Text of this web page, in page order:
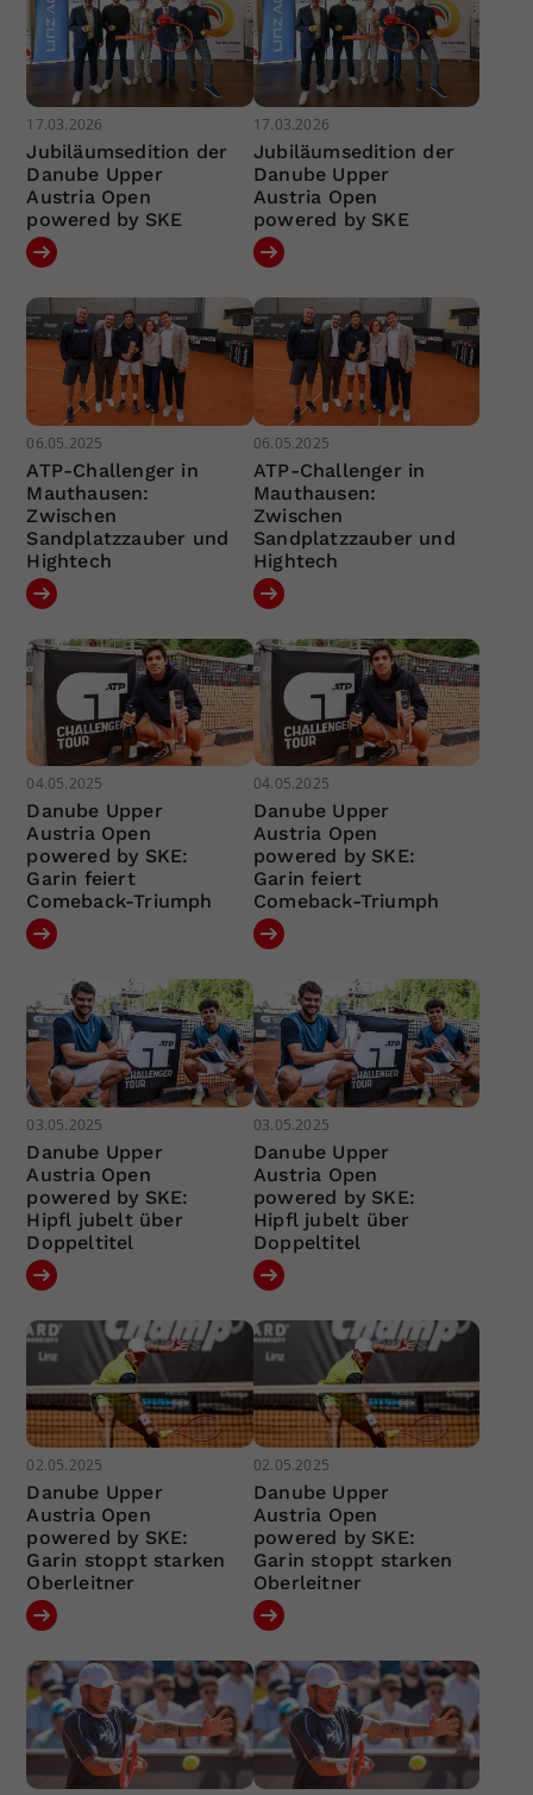
17.03.2026
Jubiläumsedition der
Danube Upper
Austria Open
powered by SKE
17.03.2026
Jubiläumsedition der
Danube Upper
Austria Open
powered by SKE
06.05.2025
ATP-Challenger in
Mauthausen:
Zwischen
Sandplatzzauber und
Hightech
06.05.2025
ATP-Challenger in
Mauthausen:
Zwischen
Sandplatzzauber und
Hightech
04.05.2025
Danube Upper
Austria Open
powered by SKE:
Garin feiert
Comeback-Triumph
04.05.2025
Danube Upper
Austria Open
powered by SKE:
Garin feiert
Comeback-Triumph
03.05.2025
Danube Upper
Austria Open
powered by SKE:
Hipfl jubelt über
Doppeltitel
03.05.2025
Danube Upper
Austria Open
powered by SKE:
Hipfl jubelt über
Doppeltitel
02.05.2025
Danube Upper
Austria Open
powered by SKE:
Garin stoppt starken
Oberleitner
02.05.2025
Danube Upper
Austria Open
powered by SKE:
Garin stoppt starken
Oberleitner